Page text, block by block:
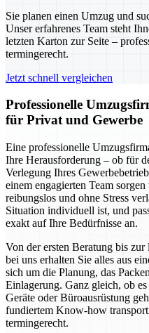
Sie planen einen Umzug und
Unser erfahrenes Team steht
letzten Karton zur Seite –
termingerecht.
Jetzt schnell vergleichen
Professionelle
für Privat und Gewerbe
Eine professionelle
Ihre Herausforderung – ob für
Verlegung Ihres
einem engagierten Team
reibungslos und ohne Stress
Situation individuell ist, und
exakt auf Ihre Bedürfnisse an.
Von der ersten Beratung bis
bei uns erhalten Sie alles aus
sich um die Planung, das
Einlagerung. Ganz gleich, ob
Geräte oder Büroausrüstung
fundiertem Know-how
termingerecht.